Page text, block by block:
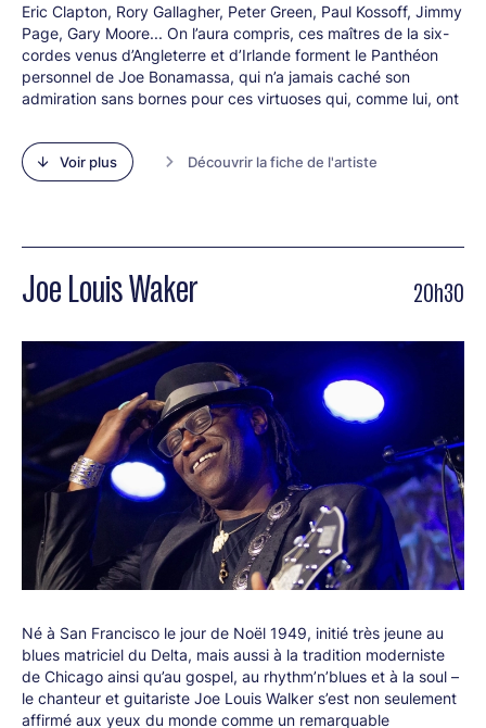
Eric Clapton, Rory Gallagher, Peter Green, Paul Kossoff, Jimmy
Page, Gary Moore... On l’aura compris, ces maîtres de la six-
cordes venus d’Angleterre et d’Irlande forment le Panthéon
personnel de Joe Bonamassa, qui n’a jamais caché son
admiration sans bornes pour ces virtuoses qui, comme lui, ont
approche du blues. Ce qui ne l’empêche pas de vénérer B.B.
King, dont il a fait la première partie en 1989 alors qu’il était
seulement âgé de... 12 ans !
vingtaine d’albums sous son nom depuis l’inaugural
A New
Day Yesterday en 2000, sans compter ses collaborations
Communion ! Un rythme digne des glorieuses seventies
de ce blues-rock désormais vintage auquel il a redonné ses
lettres de noblesse en y ajoutant une touche à la fois
personnelle et contemporaine.
En témoigne son dernier album, l’époustouflant,
kaléidoscopique et somptueusement produit
Time Clocks,
modèle d’ouverture musicale, riche d’influences nourricières,
entre hard-rock à la Led Zeppelin, soul orientalisante et, bien
sûr, blues 2.0.
Voir plus Découvrir la fiche de l'artiste
Joe Louis Waker 20h30
Né à San Francisco le jour de Noël 1949, initié très jeune au
blues matriciel du Delta, mais aussi à la tradition moderniste
de Chicago ainsi qu’au gospel, au rhythm’n’blues et à la soul –
le chanteur et guitariste Joe Louis Walker s’est non seulement
affirmé aux yeux du monde comme un remarquable